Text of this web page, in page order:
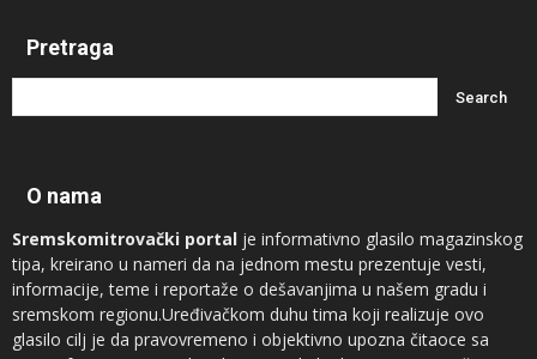
Pretraga
O nama
Sremskomitrovački portal je informativno glasilo magazinskog
tipa, kreirano u nameri da na jednom mestu prezentuje vesti,
informacije, teme i reportaže o dešavanjima u našem gradu i
sremskom regionu.Uređivačkom duhu tima koji realizuje ovo
glasilo cilj je da pravovremeno i objektivno upozna čitaoce sa